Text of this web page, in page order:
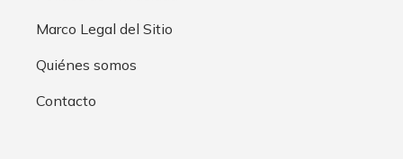
Marco Legal del Sitio
Quiénes somos
Contacto